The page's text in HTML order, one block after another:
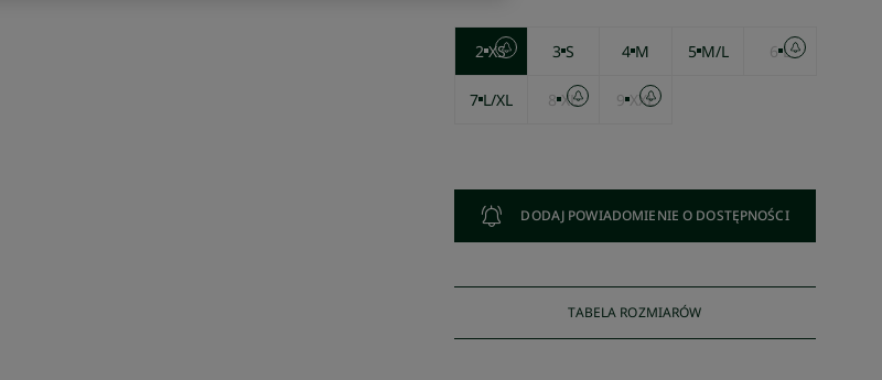
2 XS 3 S 4 M 5 M/L 6 L
7 L/XL 8 XL 9 XXL
DODAJ POWIADOMIENIE O DOSTĘPNOŚCI
TABELA ROZMIARÓW